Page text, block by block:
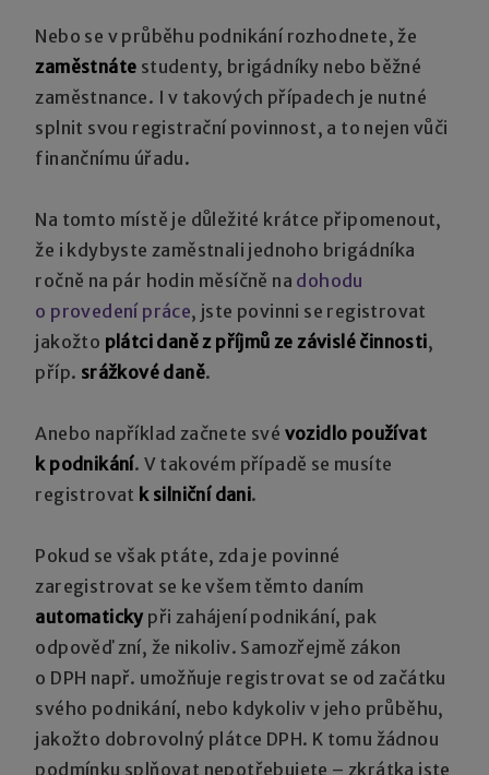
Nebo se v průběhu podnikání rozhodnete, že
zaměstnáte studenty, brigádníky nebo běžné
zaměstnance. I v takových případech je nutné
splnit svou registrační povinnost, a to nejen vůči
finančnímu úřadu.
Na tomto místě je důležité krátce připomenout,
že i kdybyste zaměstnali jednoho brigádníka
ročně na pár hodin měsíčně na dohodu
o provedení práce, jste povinni se registrovat
jakožto plátci daně z příjmů ze závislé činnosti,
příp. srážkové daně.
Anebo například začnete své vozidlo používat
k podnikání. V takovém případě se musíte
registrovat k silniční dani.
Pokud se však ptáte, zda je povinné
zaregistrovat se ke všem těmto daním
automatickypři zahájení podnikání, pak
odpověď zní, že nikoliv. Samozřejmě zákon
o DPH např. umožňuje registrovat se od začátku
svého podnikání, nebo kdykoliv v jeho průběhu,
jakožto dobrovolný plátce DPH. K tomu žádnou
podmínku splňovat nepotřebujete – zkrátka jste